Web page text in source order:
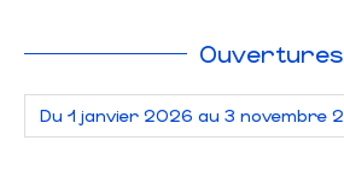
Ouvertures